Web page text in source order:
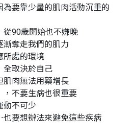
為要靠少量的肌肉活動沉重的
從90歲開始也不嫌晚
漸奪走我們的肌力
所處的環境
全取決於自己
肌肉無法用藥增長
，不要生病也很重要
動不可少
要想辦法來避免這些疾病